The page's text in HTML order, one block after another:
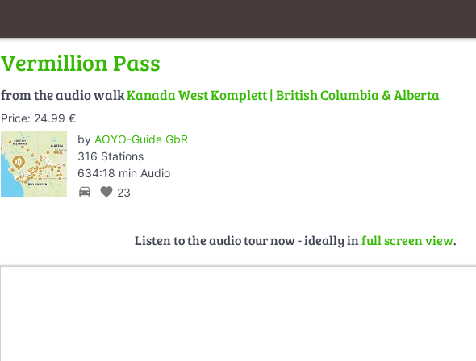
Vermillion Pass
from the audio walkKanada West Komplett | British Columbia & Alberta
Price: 24.99 €
by AOYO-Guide GbR
316 Stations
634:18 min Audio
directions_car favorite 23
Listen to the audio tour now - ideally infull screen view.